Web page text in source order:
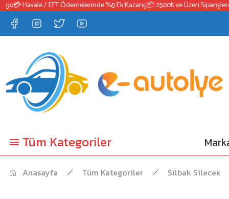
💳 Havale / EFT Ödemelerinde %5 Ek Kazanç📦 2500₺ ve Üzeri Siparişlerde
Tüm Kategoriler
Anasayfa Tüm Kategoriler Silbak Silecek